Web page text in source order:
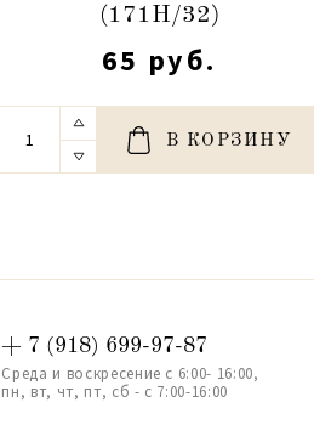
(171Н/32)
65 руб.
В КОРЗИНУ
+ 7 (918) 699-97-87
Среда и воскресение с 6:00- 16:00,
пн, вт, чт, пт, сб - с 7:00-16:00